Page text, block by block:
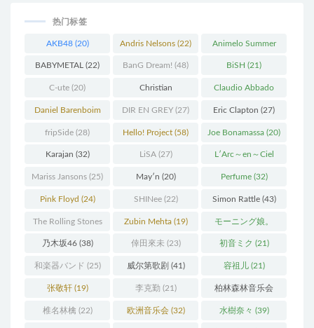
热门标签
AKB48(20) Andris Nelsons (22) Animelo Summer
Live(34)
BABYMETAL (22) BanG Dream! (48) BiSH (21)
C-ute (20) Christian
Thielemann(36)
Claudio Abbado
(25)
Daniel Barenboim
(37)
DIR EN GREY (27) Eric Clapton (27)
fripSide (28) Hello! Project (58) Joe Bonamassa (20)
Karajan (32) LiSA(27) L′Arc～en～Ciel
(41)
Mariss Jansons (25) May′n (20) Perfume(32)
Pink Floyd (24) SHINee(22) Simon Rattle(43)
The Rolling Stones
(30)
Zubin Mehta(19) モーニング娘。
(27)
乃木坂46(38) 倖田來未 (23) 初音ミク (21)
和楽器バンド (25) 威尔第歌剧 (41) 容祖儿(21)
张敬轩(19) 李克勤 (21) 柏林森林音乐会
(22)
椎名林檎 (22) 欧洲音乐会(32) 水樹奈々 (39)